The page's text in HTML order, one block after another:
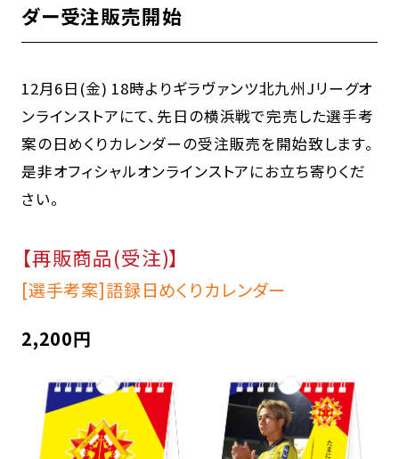
ダー受注販売開始
12月6日(金) 18時よりギラヴァンツ北九州Jリーグオ
ンラインストアにて、先日の横浜戦で完売した選手考
案の日めくりカレンダーの受注販売を開始致します。
是非オフィシャルオンラインストアにお立ち寄りくだ
さい。
【再販商品(受注)】
[選手考案]語録日めくりカレンダー
2,200円